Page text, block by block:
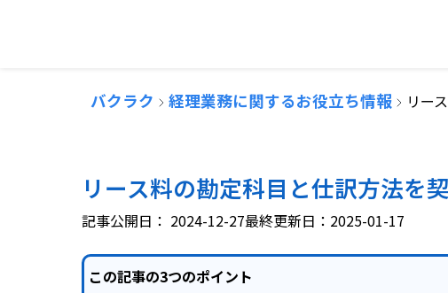
バクラク 経理業務に関するお役立ち情報 リー
リース料の勘定科目と仕訳方法を
記事公開日： 2024-12-27最終更新日：2025-01-17
この記事の3つのポイント